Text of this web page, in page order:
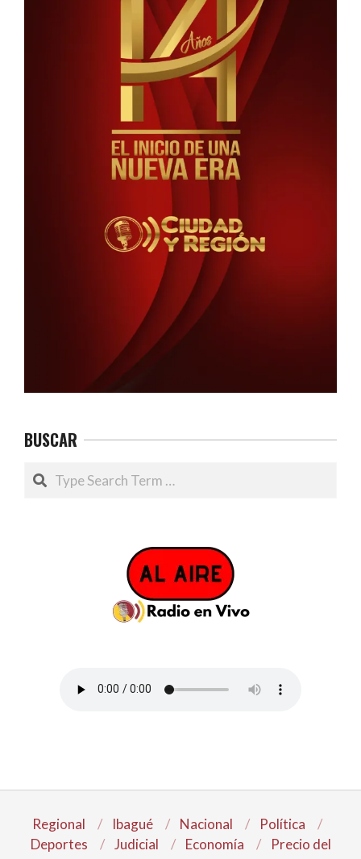
BUSCAR
Search
Regional Ibagué Nacional
Política
Deportes
Judicial Economía
Precio del